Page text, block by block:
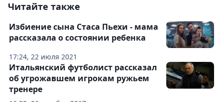
Читайте также
17:24, 22 июля 2021
Избиение сына Стаса Пьехи - мама
рассказала о состоянии ребенка
Итальянский футболист рассказал
об угрожавшем игрокам ружьем
тренере